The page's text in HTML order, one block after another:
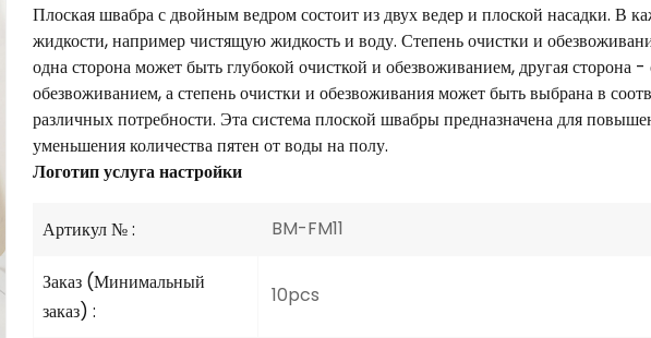
Плоская швабра с двойным ведром состоит из двух ведер и плоской насадки. В
жидкости, например чистящую жидкость и воду. Степень очистки и
одна сторона может быть глубокой очисткой и обезвоживанием, другая сторона
обезвоживанием, а степень очистки и обезвоживания может быть выбрана в
различных потребности. Эта система плоской швабры предназначена для
уменьшения количества пятен от воды на полу.
Логотипуслуга настройки
Артикул № : BM-FM11
Заказ (Минимальный
заказ) :
10pcs